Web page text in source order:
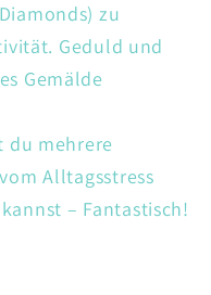
zu
Geduld und
Gemälde
du mehrere
Alltagsstress
– Fantastisch!